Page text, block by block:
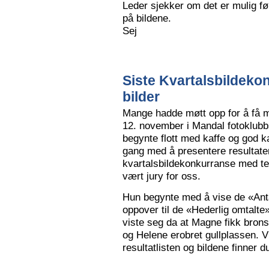
Leder sjekker om det er mulig
på bildene.
Sej
Siste
bilder
Mange hadde møtt opp for å få
12. november i Mandal
begynte flott med kaffe og god
gang med å presentere
kvartalsbildekonkurranse med
vært jury for oss.
Hun begynte med å vise de
oppover til de «Hederlig
viste seg da at Magne fikk
og Helene erobret gullplassen.
resultatlisten og bildene finner